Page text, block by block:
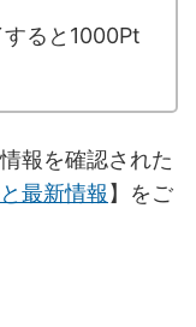
すると1000Pt
報を確認された
最新情報】をご